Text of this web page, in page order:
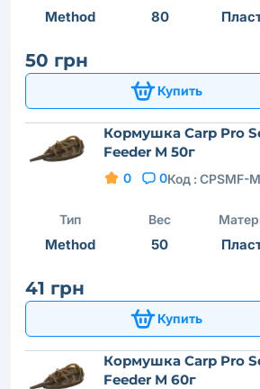
Method 80
50 грн
Купить
Кормушка Carp Pro
Feeder M 50г
0 0Код : CPSMF-
Тип
Method
Вес
50
41 грн
Купить
Кормушка Carp Pro
Feeder M 60г